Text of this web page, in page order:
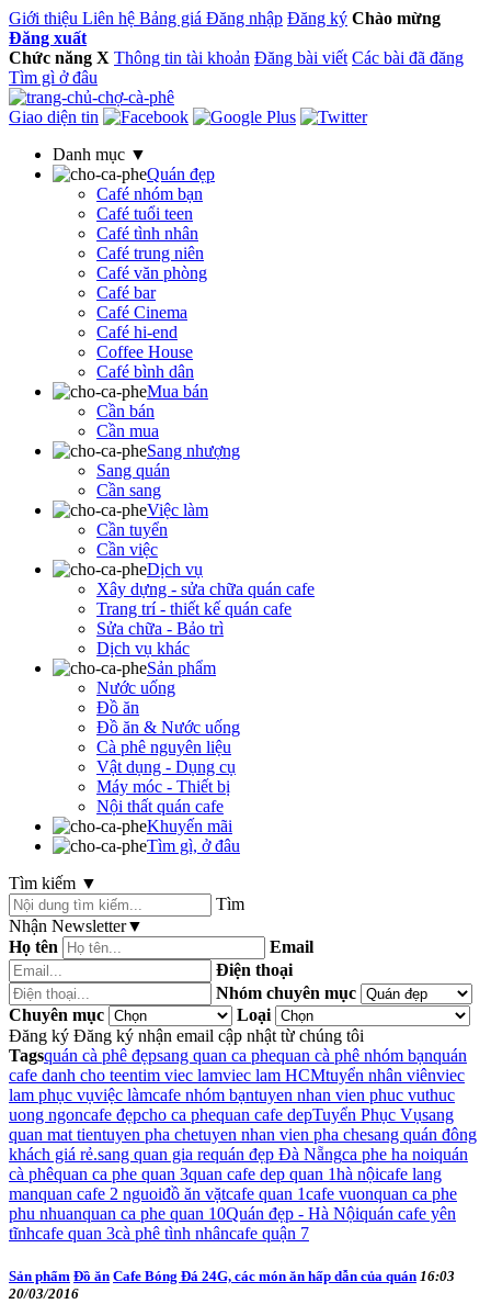
Giới thiệu Liên hệ Bảng giá Đăng nhập Đăng ký Chào mừng
Đăng xuất
Chức năng X Thông tin tài khoản Đăng bài viết Các bài đã đăng
Tìm gì ở đâu
Giao diện tin
Danh mục ▼
Quán đẹp
Café nhóm bạn
Café tuổi teen
Café tình nhân
Café trung niên
Café văn phòng
Café bar
Café Cinema
Café hi-end
Coffee House
Café bình dân
Mua bán
Cần bán
Cần mua
Sang nhượng
Sang quán
Cần sang
Việc làm
Cần tuyển
Cần việc
Dịch vụ
Xây dựng - sửa chữa quán cafe
Trang trí - thiết kế quán cafe
Sửa chữa - Bảo trì
Dịch vụ khác
Sản phẩm
Nước uống
Đồ ăn
Đồ ăn & Nước uống
Cà phê nguyên liệu
Vật dụng - Dụng cụ
Máy móc - Thiết bị
Nội thất quán cafe
Khuyến mãi
Tìm gì, ở đâu
Tìm kiếm ▼
Tìm
Nhận Newsletter▼
Họ tên
Email
Điện thoại
Nhóm chuyên mục
Chuyên mục
Loại
Đăng ký Đăng ký nhận email cập nhật từ chúng tôi
Tagsquán cà phê đẹpsang quan ca phequan cà phê nhóm bạnquán
cafe danh cho teentim viec lamviec lam HCMtuyển nhân viênviec
lam phục vụviệc làmcafe nhóm bạntuyen nhan vien phuc vuthuc
uong ngoncafe đẹpcho ca phequan cafe depTuyển Phục Vụsang
quan mat tientuyen pha chetuyen nhan vien pha chesang quán đông
khách giá rẻ.sang quan gia requán đẹp Đà Nẵngca phe ha noiquán
cà phêquan ca phe quan 3quan cafe dep quan 1hà nộicafe lang
manquan cafe 2 nguoiđồ ăn vặtcafe quan 1cafe vuonquan ca phe
phu nhuanquan ca phe quan 10Quán đẹp - Hà Nộiquán cafe yên
tĩnhcafe quan 3cà phê tình nhâncafe quận 7
Sản phẩm Đồ ăn Cafe Bóng Đá 24G, các món ăn hấp dẫn của quán 16:03
20/03/2016